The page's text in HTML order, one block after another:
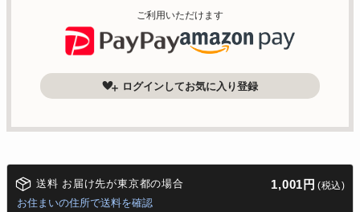
ご利用いただけます
ログインしてお気に入り登録
送料 お届け先が東京都の場合 1,001円 (税込)
お住まいの住所で送料を確認